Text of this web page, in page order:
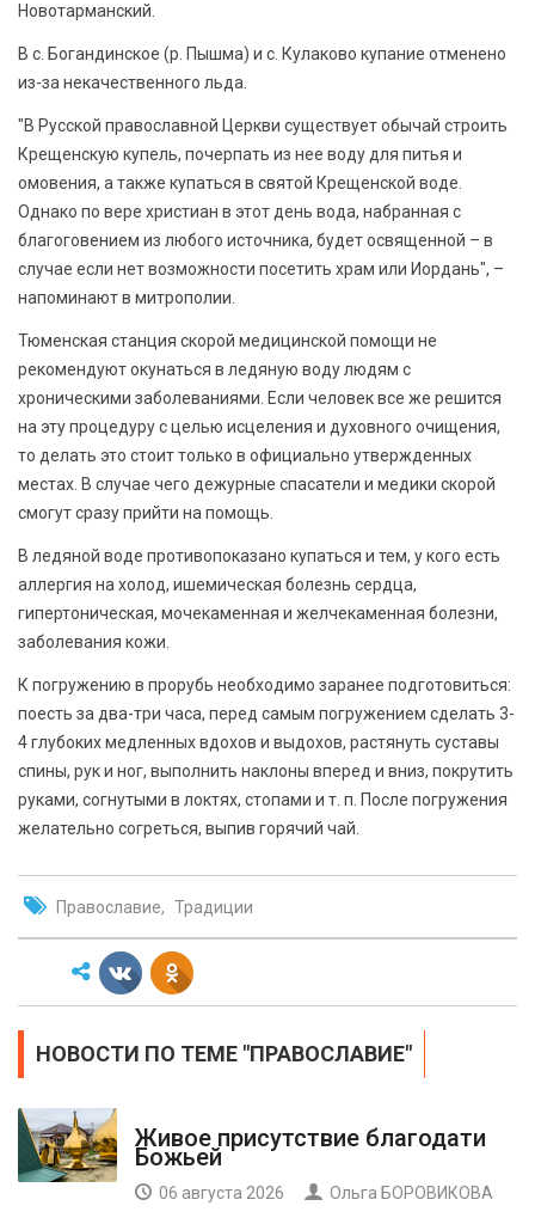
Новотарманский.
В с. Богандинское (р. Пышма) и с. Кулаково купание отменено
из-за некачественного льда.
"В Русской православной Церкви существует обычай строить
Крещенскую купель, почерпать из нее воду для питья и
омовения, а также купаться в святой Крещенской воде.
Однако по вере христиан в этот день вода, набранная с
благоговением из любого источника, будет освященной – в
случае если нет возможности посетить храм или Иордань", –
напоминают в митрополии.
Тюменская станция скорой медицинской помощи не
рекомендуют окунаться в ледяную воду людям с
хроническими заболеваниями. Если человек все же решится
на эту процедуру с целью исцеления и духовного очищения,
то делать это стоит только в официально утвержденных
местах. В случае чего дежурные спасатели и медики скорой
смогут сразу прийти на помощь.
В ледяной воде противопоказано купаться и тем, у кого есть
аллергия на холод, ишемическая болезнь сердца,
гипертоническая, мочекаменная и желчекаменная болезни,
заболевания кожи.
К погружению в прорубь необходимо заранее подготовиться:
поесть за два-три часа, перед самым погружением сделать 3-
4 глубоких медленных вдохов и выдохов, растянуть суставы
спины, рук и ног, выполнить наклоны вперед и вниз, покрутить
руками, согнутыми в локтях, стопами и т. п. После погружения
желательно согреться, выпив горячий чай.
Православие Традиции
НОВОСТИ ПО ТЕМЕ "ПРАВОСЛАВИЕ"
Живое присутствие благодати
Божьей
06 августа 2026 Ольга БОРОВИКОВА